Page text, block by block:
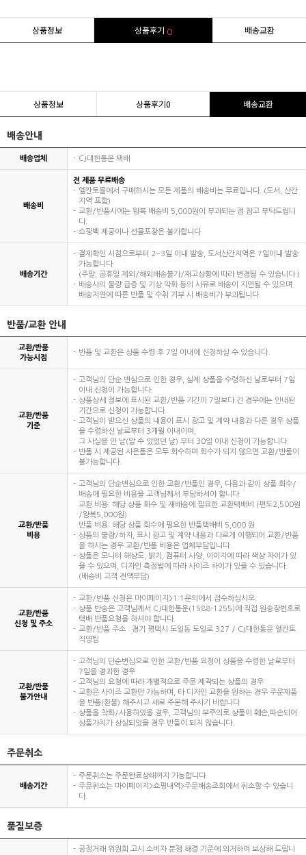
상품정보 상품후기 0 배송교환
상품정보 상품후기0 배송교환
배송안내
배송업체 CJ대한통운 택배
배송비
전 제품 무료배송
엘칸토몰에서 구매하시는 모든 제품의 배송비는 무료입니다. (도서, 산간
지역 포함)
교환/반품시에는 왕복 배송비 5,000원이 부과되는 점 참고 부탁드립니
다.
쇼핑백 제공이나 선물포장은 불가합니다.
배송기간
결제확인 시점으로부터 2~3일 이내 발송, 도서산간지역은 7일이내 발송
가능합니다.
(주말, 공휴일 제외/해외배송불가/재고상황에 따라 변경될 수 있습니다.)
배송사의 물량 급증 및 기상 악화 등의 사유로 배송이 지연될 수 있으며
배송지연에 따른 반품 및 수취 거부 시 배송비가 부과됩니다.
반품/교환 안내
교환/반품
가능시점
반품 및 교환은 상품 수령 후 7일 이내에 신청하실 수 있습니다.
교환/반품
기준
고객님의 단순 변심으로 인한 경우, 실제 상품을 수령하신 날로부터 7일
이내 신청이 가능합니다.
상품상세 정보에 표시된 교환/반품 기간이 7일보다 긴 경우에는 안내된
기간으로 신청이 가능합니다.
고객님이 받으신 상품의 내용이 표시 광고 및 계약 내용과 다른 경우 상품
을 수령하신 날로부터 3개월 이내이며,
그 사실을 안 날(알 수 있었던 날) 부터 30일 이내 신청이 가능합니다.
반품 시 제공된 사은품은 모두 회수하며 회수가 되지 않으면 교환/반품이
불가능합니다.
교환/반품
비용
고객님의 단순변심으로 인한 교환/반품인 경우, 다음과 같이 상품 회수/
배송에 필요한 비용을 고객님께서 부담하셔야 합니다.
교환 비용: 해당 상품 회수 및 재배송에 필요한 교환택배비 (편도2,500원
/왕복5,000원)
반품 비용: 해당 상품 회수에 필요한 반품택배비 5,000 원
상품의 불량/하자, 표시 광고 및 계약 내용과 다르게 이행되어 교환/반품
을 하시는 경우 교환/반품 비용은 업체부담입니다.
상품은 모니터 해상도, 밝기, 컴퓨터 사양, 이미지에 따라 색상 차이가 있
을 수 있으며, 디자인 측정법에 따라 사이즈 차이가 있을 수 있습니다.
(배송비 고객 전액부담)
교환/반품
신청 및 주소
교환/반품 신청은 마이페이지>1:1문의에서 접수하십시오.
상품 반송은 고객님께서 CJ대한통운(1588-1255)에 직접 원송장번호로
택배 반품요청을 하셔야 합니다.
교환/반품 주소 : 경기 평택시 도일동 도일로 327 / CJ대한통운 엘칸토
직영팀
교환/반품
불가안내
고객님의 단순변심으로 인한 교환/반품 요청이 상품을 수령한 날로부터
7일을 경과한 경우
고객님의 요청에 따라 개별적으로 주문 제작되는 상품의 경우
교환은 사이즈 교환만 가능하며, 타 디자인 교환을 원하는 경우 주문제품
을 반품(환불) 해주시고 새로 주문해 주시기 바랍니다
상품을 착화/사용하였을 경우, 고객님의 부주의로 상품이 훼손,파손되어
상품가치가 상실되었을 경우 반품이 되지 않습니다.
주문취소
배송기간
주문취소는 주문완료상태까지 가능합니다.
주문취소는 마이페이지>쇼핑내역>주문배송조회에서 취소할 수 있습니
다.
품질보증
공정거래 위원회 고시 소비자 분쟁 해결 기준에 의거하여 보상해 드립니